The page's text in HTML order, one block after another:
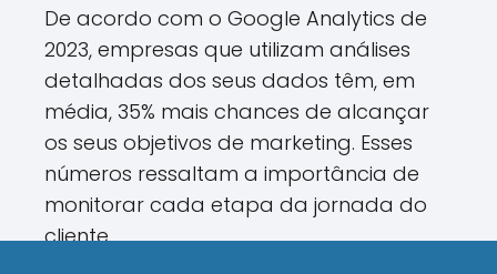
De acordo com o Google Analytics de
2023, empresas que utilizam análises
detalhadas dos seus dados têm, em
média, 35% mais chances de alcançar
os seus objetivos de marketing. Esses
números ressaltam a importância de
monitorar cada etapa da jornada do
cliente.